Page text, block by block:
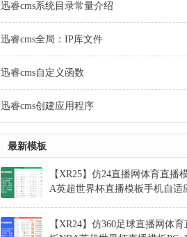
迅睿cms系统目录常量介绍
迅睿cms全局：IP库文件
迅睿cms自定义函数
迅睿cms创建应用程序
最新模板
【XR25】仿24直播网体育直播
A英超世界杯直播模板手机自适
【XR24】仿360足球直播网体